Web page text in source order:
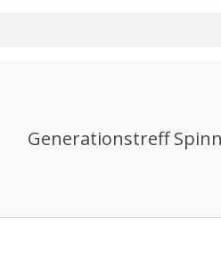
Generationstreff